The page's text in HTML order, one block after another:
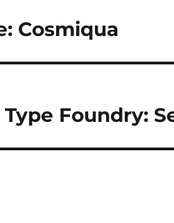
Cosmiqua
Foundry: